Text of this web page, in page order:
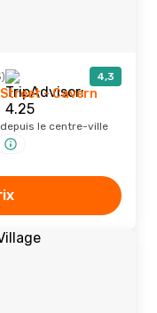
4,3
- Cavern
depuis le centre-ville